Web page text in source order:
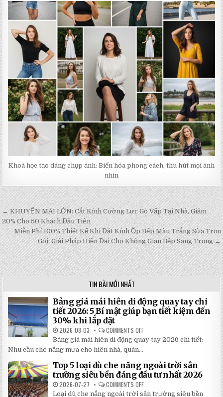
Khoá học tạo dáng chụp ảnh: Biến hóa phong cách, thu hút mọi ánh
nhìn
Post
navigation
← KHUYẾN MÃI LỚN: Cắt Kính Cường Lực Gò Vấp Tại Nhà, Giảm
20% Cho 50 Khách Đầu Tiên
Miễn Phí 100% Thiết Kế Khi Đặt Kính Ốp Bếp Màu Trắng Sữa Trọn
Gói: Giải Pháp Hiện Đại Cho Không Gian Bếp Sang Trọng →
TIN BÀI MỚI NHẤT
Bảng giá mái hiên di động quay tay chi
tiết 2026: 5 Bí mật giúp bạn tiết kiệm đến
30% khi lắp đặt
2026-08-03 COMMENTS OFF
BẢNG
GIÁ
ĐỘNG
QUAY
TAY
TIẾT
Bảng giá mái hiên di động quay tay 2026 chi tiết:
Nhu cầu che nắng mưa cho hiên nhà, quán...
Top 5 loại dù che nắng ngoài trời sân
trường siêu bền đáng đầu tư nhất 2026
2026-07-27 COMMENTS OFF
TOP
Loại dù che nắng ngoài trời sân trường siêu bền